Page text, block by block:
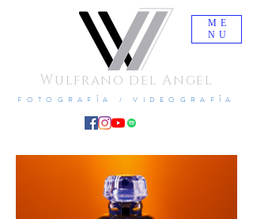
Wulfrano del Angel
FOTOGRAFÍA / VIDEOGRAFÍA
ME
NU